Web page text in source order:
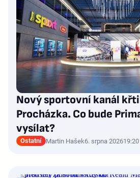
Nový sportovní kanál
Procházka. Co bude
vysílat?
Ostatní Martin Hašek6. srpna 202619:20